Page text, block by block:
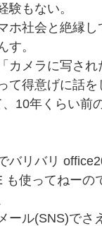
験もない。
ホ社会と絶縁
す。
カメラに写さ
て得意げに話を
、10年くらい前
バリバリ
も使ってねーの
ール(SNS)でさ